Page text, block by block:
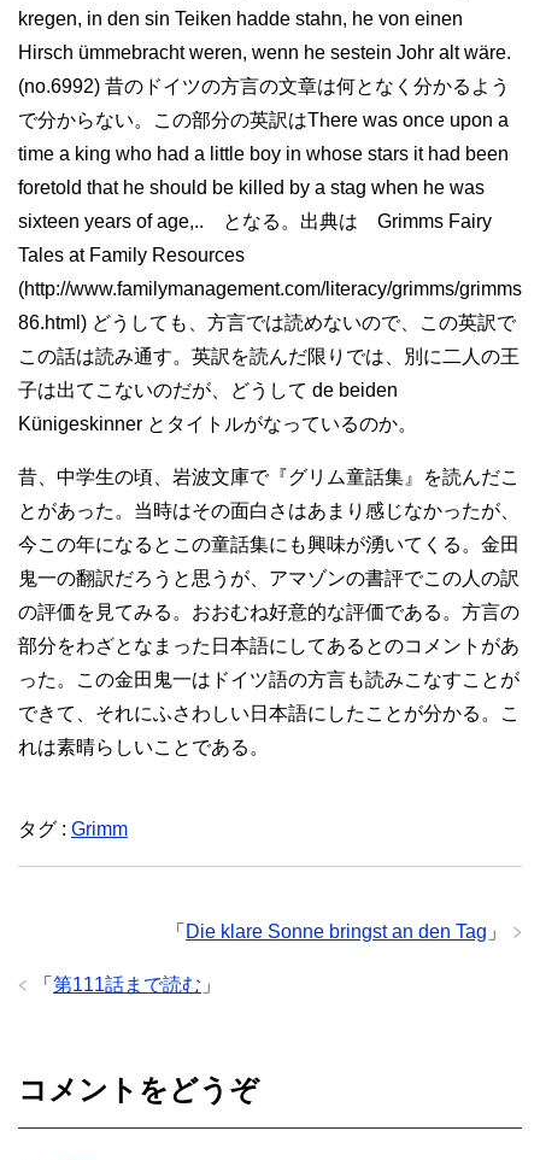
kregen, in den sin Teiken hadde stahn, he von einen
Hirsch ümmebracht weren, wenn he sestein Johr alt wäre.
(no.6992) 昔のドイツの方言の文章は何となく分かるよう
で分からない。この部分の英訳はThere was once upon a
time a king who had a little boy in whose stars it had been
foretold that he should be killed by a stag when he was
sixteen years of age,.. となる。出典は Grimms Fairy
Tales at Family Resources
(http://www.familymanagement.com/literacy/grimms/grimms
86.html) どうしても、方言では読めないので、この英訳で
この話は読み通す。英訳を読んだ限りでは、別に二人の王
子は出てこないのだが、どうして de beiden
Künigeskinner とタイトルがなっているのか。
昔、中学生の頃、岩波文庫で『グリム童話集』を読んだこ
とがあった。当時はその面白さはあまり感じなかったが、
今この年になるとこの童話集にも興味が湧いてくる。金田
鬼一の翻訳だろうと思うが、アマゾンの書評でこの人の訳
の評価を見てみる。おおむね好意的な評価である。方言の
部分をわざとなまった日本語にしてあるとのコメントがあ
った。この金田鬼一はドイツ語の方言も読みこなすことが
できて、それにふさわしい日本語にしたことが分かる。こ
れは素晴らしいことである。
タグ : Grimm
「 Die klare Sonne bringst an den Tag 」
「 第111話まで読む 」
コメントをどうぞ